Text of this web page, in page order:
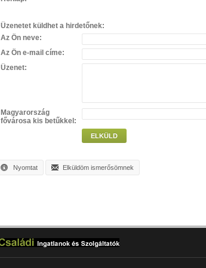
Üzenetet küldhet a hirdetőnek:
Az Ön neve:
Az Ön e-mail címe:
Üzenet:
Magyarország
fővárosa kis betűkkel:
ELKÜLD
Nyomtat Elküldöm ismerősömnek